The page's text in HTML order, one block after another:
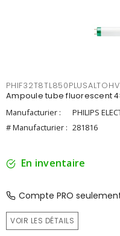
PHIF32T8TL850PLUSALTOHV
Ampoule tube fluorescent
Manufacturier :
PHILIPS
# Manufacturier : 281816
En inventaire
Compte PRO
VOIR LES DÉTAILS